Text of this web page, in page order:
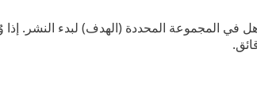
هناك جهاز ظاهري مؤهل في المجموعة المحددة (الهدف) لبدء